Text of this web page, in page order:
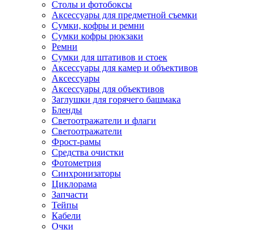
Столы и фотобоксы
Аксессуары для предметной съемки
Сумки, кофры и ремни
Сумки кофры рюкзаки
Ремни
Сумки для штативов и стоек
Аксессуары для камер и объективов
Аксессуары
Аксессуары для объективов
Заглушки для горячего башмака
Бленды
Светоотражатели и флаги
Светоотражатели
Фрост-рамы
Средства очистки
Фотометрия
Синхронизаторы
Циклорама
Запчасти
Тейпы
Кабели
Очки